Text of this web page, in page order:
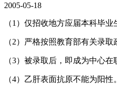
2005-05-18
（1）仅招收地方应届本科毕业
（2）严格按照教育部有关录取
（3）被录取后，即成为中心
（4）乙肝表面抗原不能为阳性。